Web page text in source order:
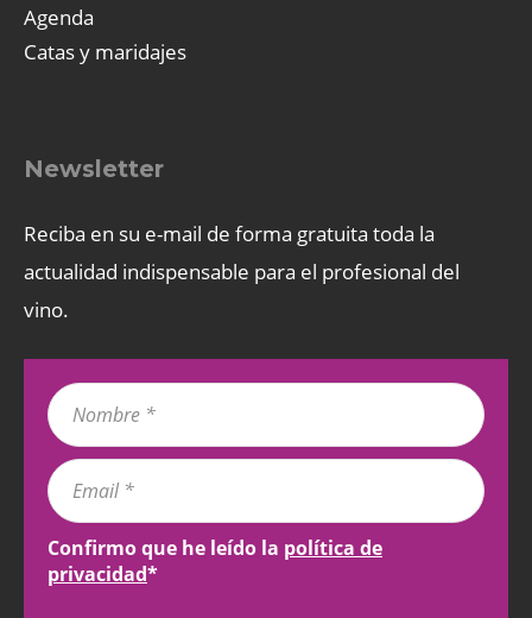
Agenda
Catas y maridajes
Newsletter
Reciba en su e-mail de forma gratuita toda la
actualidad indispensable para el profesional del
vino.
Confirmo que he leído la política de
privacidad*